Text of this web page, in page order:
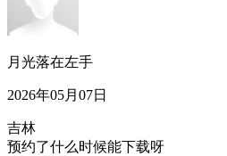
月光落在左手
2026年05月07日
吉林
预约了什么时候能下载呀